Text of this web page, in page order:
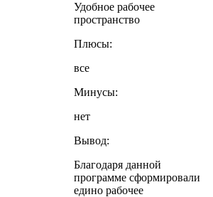
Удобное рабочее
пространство
Плюсы:
все
Минусы:
нет
Вывод:
Благодаря данной
программе сформировали
едино рабочее